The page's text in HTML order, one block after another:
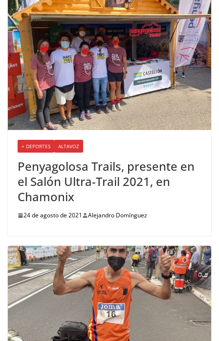
+ DEPORTES ALTAVOZ
Penyagolosa Trails, presente en
el Salón Ultra-Trail 2021, en
Chamonix
24 de agosto de 2021 Alejandro Domínguez